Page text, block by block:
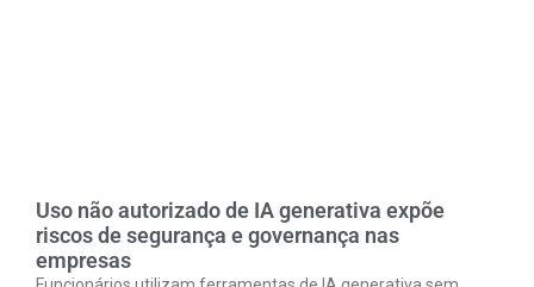
Uso não autorizado de IA generativa expõe
riscos de segurança e governança nas
empresas